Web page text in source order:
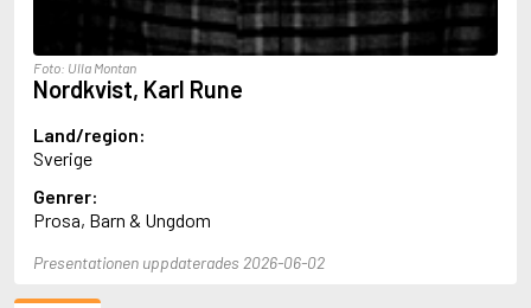
Ackroyd, Peter
Adam de la Halle
Adamov, Arthur
Adams, Douglas
Adams, Herbert
Adams, Jane
Adams, Richard
Adbåge, Lisen
Adelborg, Ottilia
Adiga, Aravind
Adler-Olsen, Jussi
Foto: Ulla Montan
Nordkvist, Karl Rune
Land/region:
Sverige
Genrer:
Prosa, Barn & Ungdom
Presentationen uppdaterades 2026-06-02